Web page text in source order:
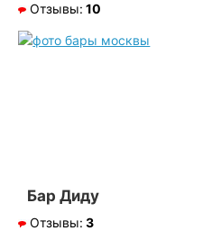
Отзывы: 10
Бар Диду
Отзывы: 3